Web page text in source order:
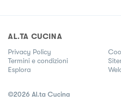
AL.TA CUCINA
Privacy Policy
Termini e condizioni
Esplora
©2026 Al.ta Cucina